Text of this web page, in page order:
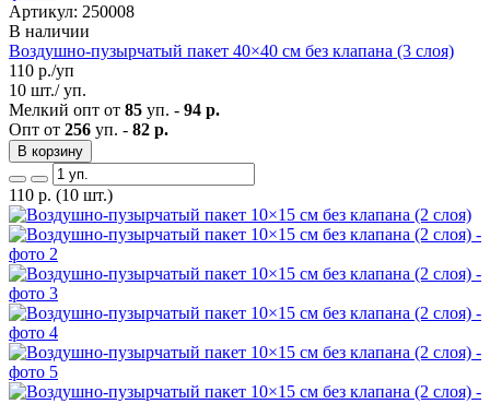
Артикул: 250008
В наличии
Воздушно-пузырчатый пакет 40×40 см без клапана (3 слоя)
110 р./уп
10 шт./ уп.
Мелкий опт от 85 уп. - 94 р.
Опт от 256 уп. - 82 р.
В корзину
110 р. (10 шт.)